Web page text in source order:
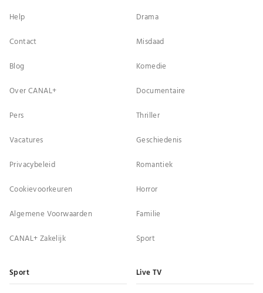
Help
Contact
Blog
Over CANAL+
Pers
Vacatures
Privacybeleid
Cookievoorkeuren
Algemene Voorwaarden
CANAL+ Zakelijk
Drama
Misdaad
Komedie
Documentaire
Thriller
Geschiedenis
Romantiek
Horror
Familie
Sport
Sport Live TV